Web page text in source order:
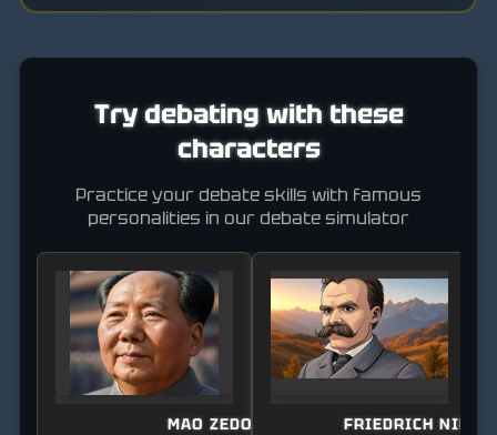
Try debating with these
characters
Practice your debate skills with famous
personalities in our debate simulator
MAO ZEDONG FRIEDRICH